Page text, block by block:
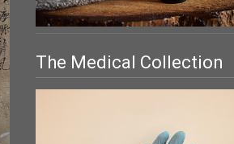
The Medical Collection